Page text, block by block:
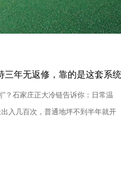
三年无返修，靠的是这套系统
？石家庄正大冷链告诉你：日常温
入几百次，普通地坪不到半年就开